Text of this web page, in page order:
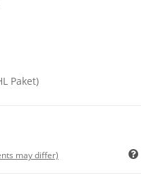
Paket)
may differ)